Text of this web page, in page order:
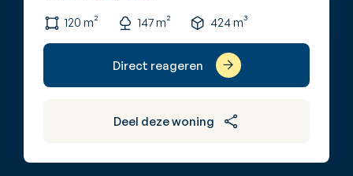
120 m² 147 m² 424 m³
Direct reageren
Deel deze woning